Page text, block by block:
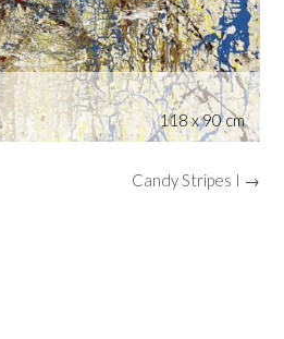
118 x 90 cm
Candy Stripes I →